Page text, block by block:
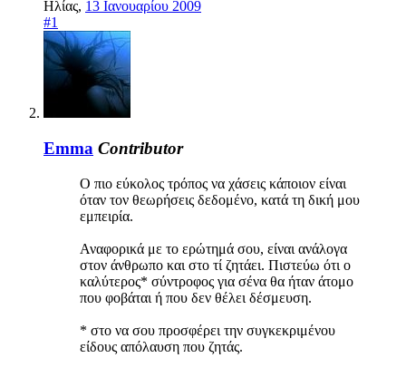
Ηλίας, 13 Ιανουαρίου 2009
#1
Emma Contributor
Ο πιο εύκολος τρόπος να χάσεις κάποιον είναι
όταν τον θεωρήσεις δεδομένο, κατά τη δική μου
εμπειρία.
Αναφορικά με το ερώτημά σου, είναι ανάλογα
στον άνθρωπο και στο τί ζητάει. Πιστεύω ότι ο
καλύτερος* σύντροφος για σένα θα ήταν άτομο
που φοβάται ή που δεν θέλει δέσμευση.
* στο να σου προσφέρει την συγκεκριμένου
είδους απόλαυση που ζητάς.